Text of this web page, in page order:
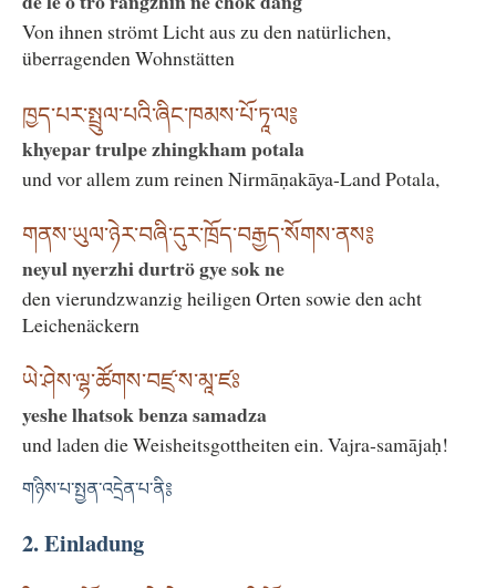
Von ihnen strömt Licht aus zu den natürlichen,
überragenden Wohnstätten
ཁྱད་པར་སྤྲུལ་པའི་ཞིང་ཁམས་པོ་ཏཱ་ལ༔
khyepar trulpe zhingkham potala
und vor allem zum reinen Nirmāṇakāya-Land Potala,
གནས་ཡུལ་ཉེར་བཞི་དུར་ཁྲོད་བརྒྱད་སོགས་ནས༔
neyul nyerzhi durtrö gye sok ne
den vierundzwanzig heiligen Orten sowie den acht
Leichenäckern
ཡེ་ཤེས་ལྷ་ཚོགས་བཛྲ་ས་མཱ་ཛཿ
yeshe lhatsok benza samadza
und laden die Weisheitsgottheiten ein. Vajra-samājaḥ!
གཉིས་པ་སྤྱན་འདྲེན་པ་ནི༔
2. Einladung